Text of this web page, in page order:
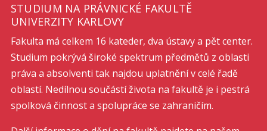
STUDIUM NA PRÁVNICKÉ FAKULTĚ
UNIVERZITY KARLOVY
Fakulta má celkem 16 kateder, dva ústavy a pět center.
Studium pokrývá široké spektrum předmětů z oblasti
práva a absolventi tak najdou uplatnění v celé řadě
oblastí. Nedílnou součástí života na fakultě je i pestrá
spolková činnost a spolupráce se zahraničím.